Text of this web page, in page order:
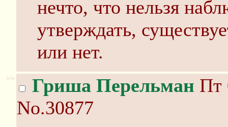
нечто, что нельзя
утверждать,
или нет.
>> Гриша Перельман Пт
No.30877